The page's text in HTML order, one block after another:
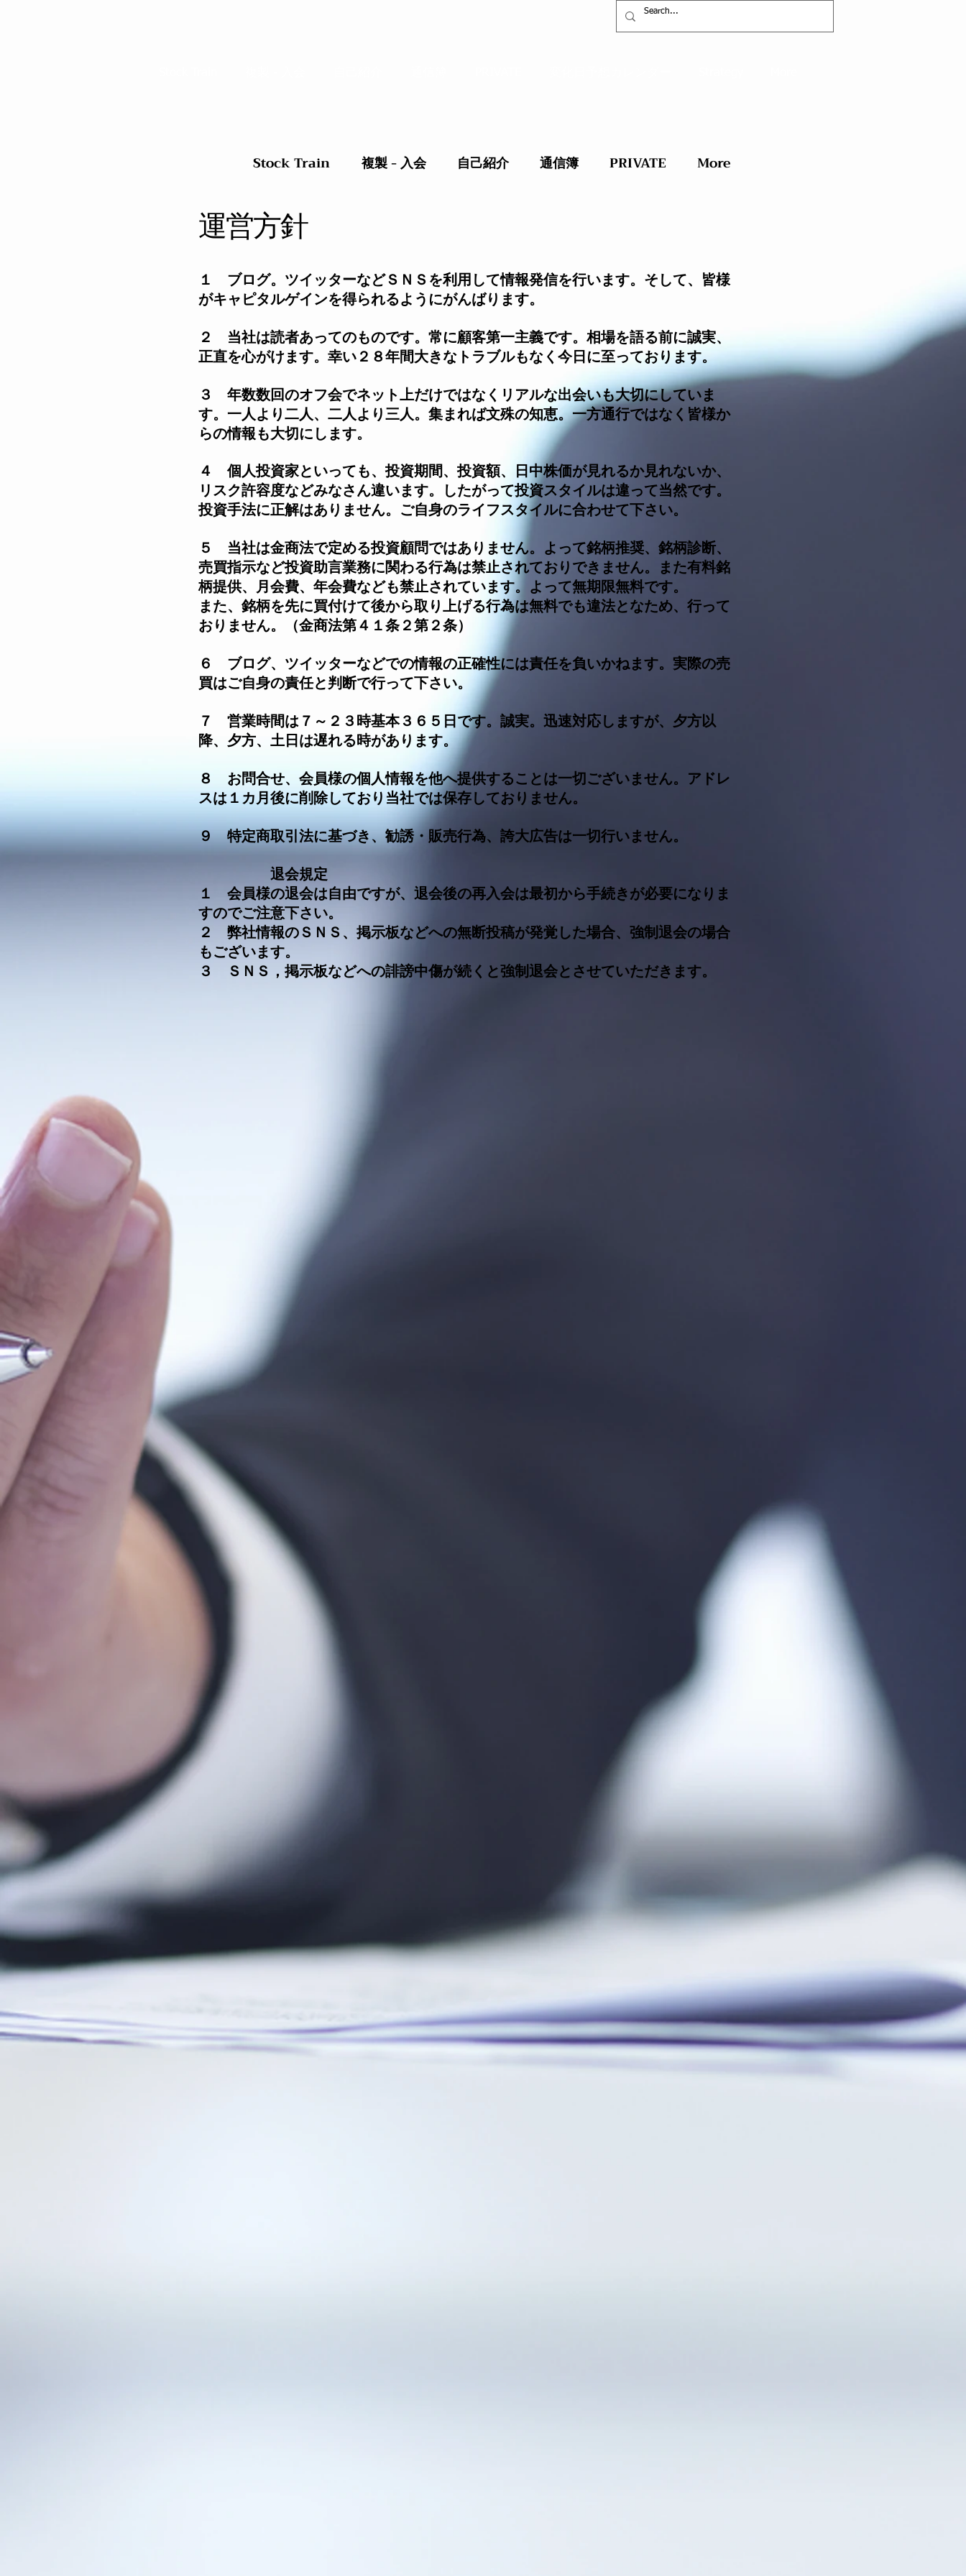
Stock Train 複製 - 入会 自己紹介 通信簿 PRIVATE More
​運営方針
１ ブログ。ツイッターなどＳＮＳを利用して情報発信を行います。そして、皆様
がキャピタルゲインを得られるようにがんばります。
２ 当社は読者あってのものです。常に顧客第一主義です。相場を語る前に誠実、
正直を心がけます。幸い２８年間大きなトラブルもなく今日に至っております。
３ 年数数回のオフ会でネット上だけではなくリアルな出会いも大切にしていま
す。一人より二人、二人より三人。集まれば文殊の知恵。一方通行ではなく皆様か
らの情報も大切にします。
４ 個人投資家といっても、投資期間、投資額、日中株価が見れるか見れないか、
リスク許容度などみなさん違います。したがって投資スタイルは違って当然です。
投資手法に正解はありません。ご自身のライフスタイルに合わせて下さい。
５ 当社は金商法で定める投資顧問ではありません。よって銘柄推奨、銘柄診断、
売買指示など投資助言業務に関わる行為は禁止されておりできません。また有料銘
柄提供、月会費、年会費なども禁止されています。よって無期限無料です。
​また、銘柄を先に買付けて後から取り上げる行為は無料でも違法となため、行って
おりません。（金商法第４１条２第２条）
​６ ブログ、ツイッターなどでの情報の正確性には責任を負いかねます。実際の売
買はご自身の責任と判断で行って下さい。
​​７ 営業時間は７～２３時基本３６５日です。誠実。迅速対応しますが、夕方以
降、夕方、土日は遅れる時があります。
​​８ お問合せ、会員様の個人情報を他へ提供することは一切ございません。アドレ
スは１カ月後に削除しており当社では保存しておりません。
​​９ 特定商取引法に基づき、勧誘・販売行為、誇大広告は一切行いません。
退会規定
１ 会員様の退会は自由ですが、退会後の再入会は最初から手続きが必要になりま
すのでご注意下さい。
２ 弊社情報のＳＮＳ、掲示板などへの無断投稿が発覚した場合、強制退会の場合
もございます。
​３ ＳＮＳ，掲示板などへの誹謗中傷が続くと強制退会とさせていただきます。